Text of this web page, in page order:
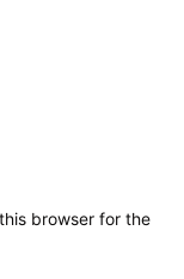
browser for the